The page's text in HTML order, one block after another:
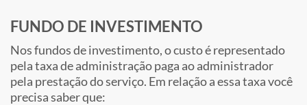
FUNDO DE INVESTIMENTO
Nos fundos de investimento, o custo é representado
pela taxa de administração paga ao administrador
pela prestação do serviço. Em relação a essa taxa você
precisa saber que: